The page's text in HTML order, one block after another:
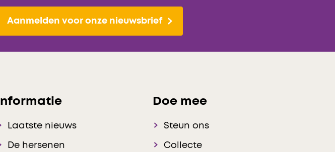
Aanmelden voor onze nieuwsbrief
Informatie
Laatste nieuws
De hersenen
Doe mee
Steun ons
Collecte